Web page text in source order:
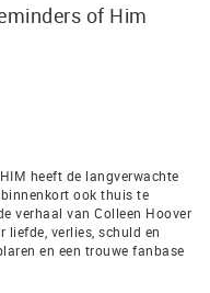
of Him
heeft de langverwachte
ook thuis te
verhaal van Colleen Hoover
liefde, verlies, schuld en
en een trouwe fanbase